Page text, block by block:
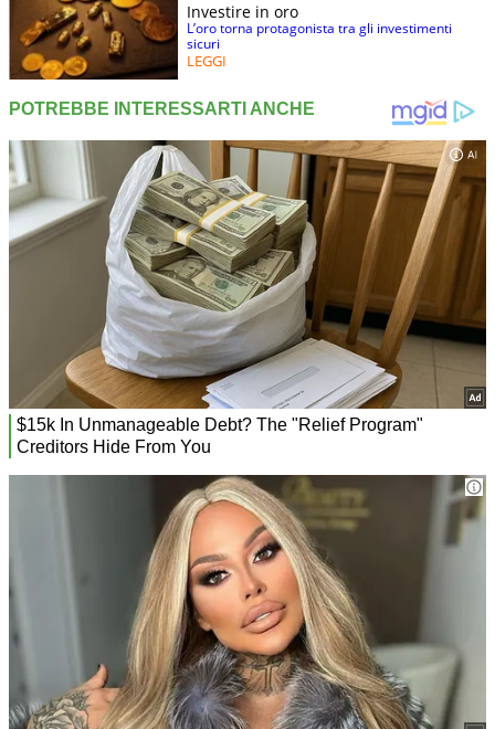
Investire in oro
L’oro torna protagonista tra gli investimenti
sicuri
LEGGI